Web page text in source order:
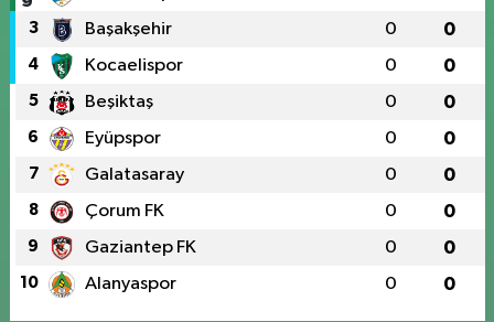
3 Başakşehir 0 0
4 Kocaelispor 0 0
5 Beşiktaş 0 0
6 Eyüpspor 0 0
7 Galatasaray 0 0
8 Çorum FK 0 0
9 Gaziantep FK 0 0
10 Alanyaspor 0 0